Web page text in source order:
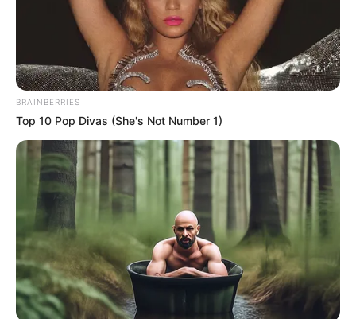
BRAINBERRIES
Top 10 Pop Divas (She's Not Number 1)